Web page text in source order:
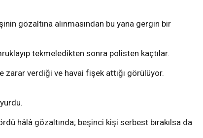
gözaltına alınmasından bu yana gergin bir
tekmeledikten sonra polisten kaçtılar.
verdiği ve havai fişek attığı görülüyor.
hâlâ gözaltında; beşinci kişi serbest bırakılsa da